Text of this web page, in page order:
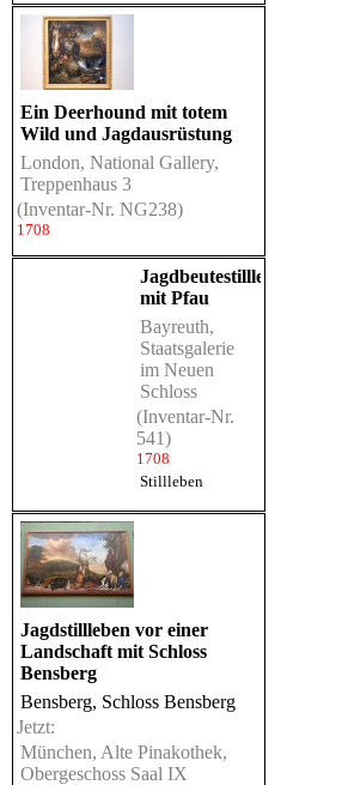
Ein Deerhound mit totem
Wild und Jagdausrüstung
London, National Gallery,
Treppenhaus 3
(Inventar-Nr. NG238)
1708
Jagdbeutestillleben
mit Pfau
Bayreuth,
Staatsgalerie
im Neuen
Schloss
(Inventar-Nr.
541)
1708
Stillleben
Jagdstillleben vor einer
Landschaft mit Schloss
Bensberg
Bensberg, Schloss Bensberg
Jetzt:
München, Alte Pinakothek,
Obergeschoss Saal IX